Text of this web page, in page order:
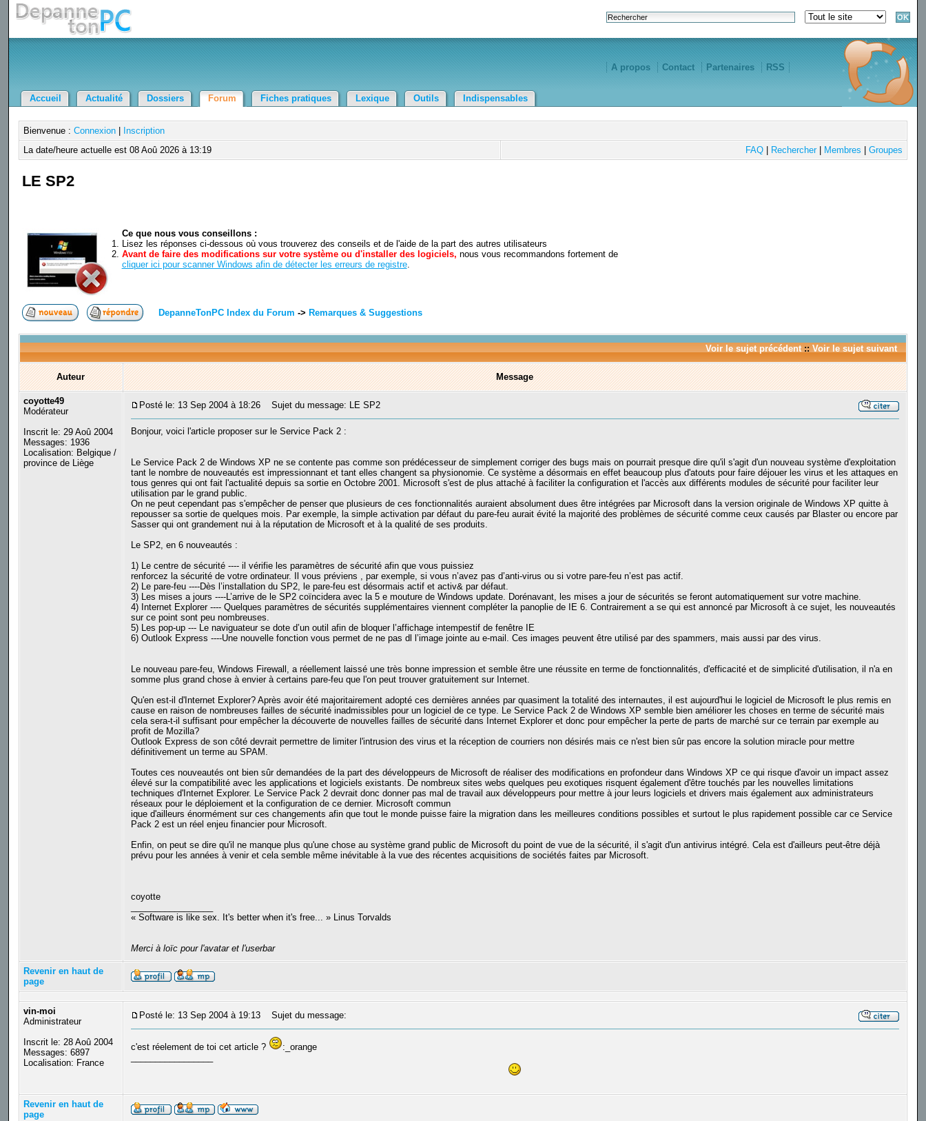
A propos Contact Partenaires RSS
Accueil Actualité Dossiers Forum Fiches pratiques Lexique Outils Indispensables
Bienvenue : Connexion|
Inscription
La date/heure actuelle est 08 Aoû 2026 à 13:19
FAQ| Rechercher| Membres Groupes
LE SP2
Ce que nous vous conseillons :
Lisez les réponses ci-dessous où vous trouverez des conseils et de l'aide de la part des autres utilisateurs
Avant de faire des modifications sur votre système ou d'installer des logiciels, nous vous recommandons fortement de
cliquer ici pour scanner Windows afin de détecter les erreurs de registre.
DepanneTonPC Index du Forum -> Remarques & Suggestions
Voir le sujet précédent:: Voir le sujet suivant
Auteur Message
coyotte49
Modérateur
Inscrit le: 29 Aoû 2004
Messages: 1936
Localisation: Belgique /
province de Liège
Posté le: 13 Sep 2004 à 18:26 Sujet du message: LE SP2
Bonjour, voici l'article proposer sur le Service Pack 2 :
Le Service Pack 2 de Windows XP ne se contente pas comme son prédécesseur de simplement corriger des bugs mais on pourrait presque dire qu'il s'agit d'un nouveau système d'exploitation
tant le nombre de nouveautés est impressionnant et tant elles changent sa physionomie. Ce système a désormais en effet beaucoup plus d'atouts pour faire déjouer les virus et les attaques en
tous genres qui ont fait l'actualité depuis sa sortie en Octobre 2001. Microsoft s'est de plus attaché à faciliter la configuration et l'accès aux différents modules de sécurité pour faciliter leur
utilisation par le grand public.
On ne peut cependant pas s'empêcher de penser que plusieurs de ces fonctionnalités auraient absolument dues être intégrées par Microsoft dans la version originale de Windows XP quitte à
repousser sa sortie de quelques mois. Par exemple, la simple activation par défaut du pare-feu aurait évité la majorité des problèmes de sécurité comme ceux causés par Blaster ou encore par
Sasser qui ont grandement nui à la réputation de Microsoft et à la qualité de ses produits.
Le SP2, en 6 nouveautés :
1) Le centre de sécurité ---- il vérifie les paramètres de sécurité afin que vous puissiez
renforcez la sécurité de votre ordinateur. Il vous préviens , par exemple, si vous n’avez pas d’anti-virus ou si votre pare-feu n’est pas actif.
2) Le pare-feu ----Dès l’installation du SP2, le pare-feu est désormais actif et activ& par défaut.
3) Les mises a jours ----L’arrive de le SP2 coïncidera avec la 5 e mouture de Windows update. Dorénavant, les mises a jour de sécurités se feront automatiquement sur votre machine.
4) Internet Explorer ---- Quelques paramètres de sécurités supplémentaires viennent compléter la panoplie de IE 6. Contrairement a se qui est annoncé par Microsoft à ce sujet, les nouveautés
sur ce point sont peu nombreuses.
5) Les pop-up --- Le naviguateur se dote d’un outil afin de bloquer l’affichage intempestif de fenêtre IE
6) Outlook Express ----Une nouvelle fonction vous permet de ne pas dl l’image jointe au e-mail. Ces images peuvent être utilisé par des spammers, mais aussi par des virus.
Le nouveau pare-feu, Windows Firewall, a réellement laissé une très bonne impression et semble être une réussite en terme de fonctionnalités, d'efficacité et de simplicité d'utilisation, il n'a en
somme plus grand chose à envier à certains pare-feu que l'on peut trouver gratuitement sur Internet.
Qu'en est-il d'Internet Explorer? Après avoir été majoritairement adopté ces dernières années par quasiment la totalité des internautes, il est aujourd'hui le logiciel de Microsoft le plus remis en
cause en raison de nombreuses failles de sécurité inadmissibles pour un logiciel de ce type. Le Service Pack 2 de Windows XP semble bien améliorer les choses en terme de sécurité mais
cela sera-t-il suffisant pour empêcher la découverte de nouvelles failles de sécurité dans Internet Explorer et donc pour empêcher la perte de parts de marché sur ce terrain par exemple au
profit de Mozilla?
Outlook Express de son côté devrait permettre de limiter l'intrusion des virus et la réception de courriers non désirés mais ce n'est bien sûr pas encore la solution miracle pour mettre
définitivement un terme au SPAM.
Toutes ces nouveautés ont bien sûr demandées de la part des développeurs de Microsoft de réaliser des modifications en profondeur dans Windows XP ce qui risque d'avoir un impact assez
élevé sur la compatibilité avec les applications et logiciels existants. De nombreux sites webs quelques peu exotiques risquent également d'être touchés par les nouvelles limitations
techniques d'Internet Explorer. Le Service Pack 2 devrait donc donner pas mal de travail aux développeurs pour mettre à jour leurs logiciels et drivers mais également aux administrateurs
réseaux pour le déploiement et la configuration de ce dernier. Microsoft commun
ique d'ailleurs énormément sur ces changements afin que tout le monde puisse faire la migration dans les meilleures conditions possibles et surtout le plus rapidement possible car ce Service
Pack 2 est un réel enjeu financier pour Microsoft.
Enfin, on peut se dire qu'il ne manque plus qu'une chose au système grand public de Microsoft du point de vue de la sécurité, il s'agit d'un antivirus intégré. Cela est d'ailleurs peut-être déjà
prévu pour les années à venir et cela semble même inévitable à la vue des récentes acquisitions de sociétés faites par Microsoft.
coyotte
« Software is like sex. It's better when it's free... » Linus Torvalds
Merci à loïc pour l'avatar et l'userbar
Revenir en haut de
page
vin-moi
Administrateur
Inscrit le: 28 Aoû 2004
Messages: 6897
Localisation: France
Posté le: 13 Sep 2004 à 19:13 Sujet du message:
c'est réelement de toi cet article ?
:_orange
Revenir en haut de
page